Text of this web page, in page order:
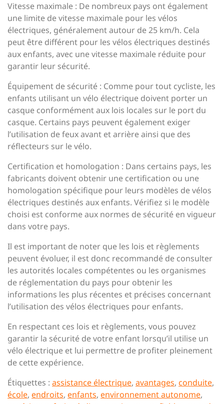
Vitesse maximale : De nombreux pays ont également
une limite de vitesse maximale pour les vélos
électriques, généralement autour de 25 km/h. Cela
peut être différent pour les vélos électriques destinés
aux enfants, avec une vitesse maximale réduite pour
garantir leur sécurité.
Équipement de sécurité : Comme pour tout cycliste, les
enfants utilisant un vélo électrique doivent porter un
casque conformément aux lois locales sur le port du
casque. Certains pays peuvent également exiger
l’utilisation de feux avant et arrière ainsi que des
réflecteurs sur le vélo.
Certification et homologation : Dans certains pays, les
fabricants doivent obtenir une certification ou une
homologation spécifique pour leurs modèles de vélos
électriques destinés aux enfants. Vérifiez si le modèle
choisi est conforme aux normes de sécurité en vigueur
dans votre pays.
Il est important de noter que les lois et règlements
peuvent évoluer, il est donc recommandé de consulter
les autorités locales compétentes ou les organismes
de réglementation du pays pour obtenir les
informations les plus récentes et précises concernant
l’utilisation des vélos électriques pour enfants.
En respectant ces lois et règlements, vous pouvez
garantir la sécurité de votre enfant lorsqu’il utilise un
vélo électrique et lui permettre de profiter pleinement
de cette expérience.
Étiquettes : assistance électrique, avantages, conduite,
école, endroits, enfants, environnement autonome,